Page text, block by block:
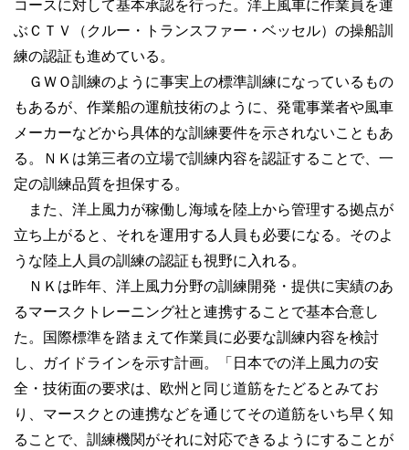
コースに対して基本承認を行った。洋上風車に作業員を運
ぶＣＴＶ（クルー・トランスファー・ベッセル）の操船訓
練の認証も進めている。
ＧＷＯ訓練のように事実上の標準訓練になっているもの
もあるが、作業船の運航技術のように、発電事業者や風車
メーカーなどから具体的な訓練要件を示されないこともあ
る。ＮＫは第三者の立場で訓練内容を認証することで、一
定の訓練品質を担保する。
また、洋上風力が稼働し海域を陸上から管理する拠点が
立ち上がると、それを運用する人員も必要になる。そのよ
うな陸上人員の訓練の認証も視野に入れる。
ＮＫは昨年、洋上風力分野の訓練開発・提供に実績のあ
るマースクトレーニング社と連携することで基本合意し
た。国際標準を踏まえて作業員に必要な訓練内容を検討
し、ガイドラインを示す計画。「日本での洋上風力の安
全・技術面の要求は、欧州と同じ道筋をたどるとみてお
り、マースクとの連携などを通じてその道筋をいち早く知
ることで、訓練機関がそれに対応できるようにすることが